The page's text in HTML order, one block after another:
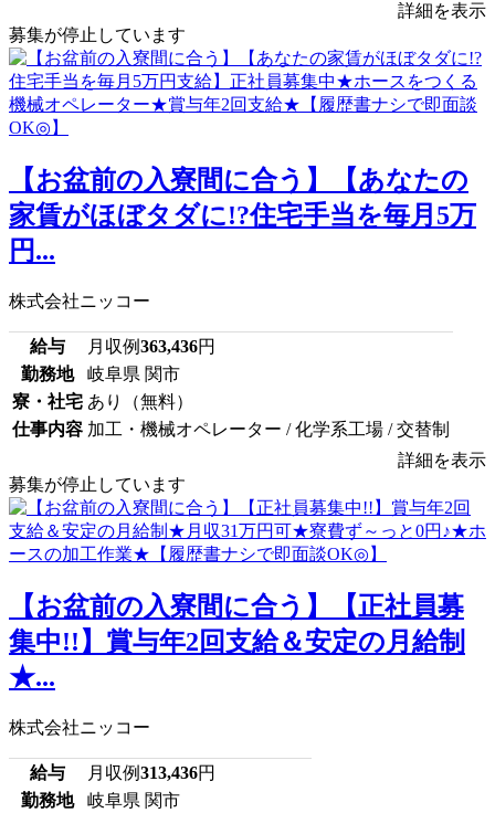
詳細を表示
募集が停止しています
【お盆前の入寮間に合う】【あなたの
家賃がほぼタダに!?住宅手当を毎月5万
円...
株式会社ニッコー
給与 月収例363,436円
勤務地
岐阜県 関市
寮・社宅 あり（無料）
仕事内容 加工・機械オペレーター / 化学系工場 / 交替制
詳細を表示
募集が停止しています
【お盆前の入寮間に合う】【正社員募
集中!!】賞与年2回支給＆安定の月給制
★...
株式会社ニッコー
給与 月収例313,436円
勤務地
岐阜県 関市